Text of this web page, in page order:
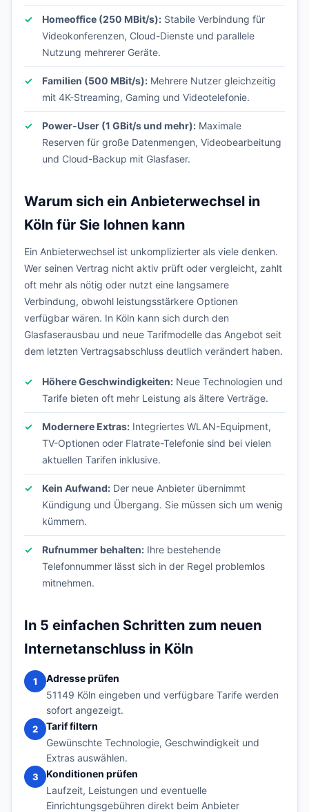
Homeoffice (250 MBit/s): Stabile Verbindung für
Videokonferenzen, Cloud-Dienste und parallele
Nutzung mehrerer Geräte.
Familien (500 MBit/s): Mehrere Nutzer gleichzeitig
mit 4K-Streaming, Gaming und Videotelefonie.
Power-User (1 GBit/s und mehr): Maximale
Reserven für große Datenmengen, Videobearbeitung
und Cloud-Backup mit Glasfaser.
Warum sich ein Anbieterwechsel in
Köln für Sie lohnen kann
Ein Anbieterwechsel ist unkomplizierter als viele denken.
Wer seinen Vertrag nicht aktiv prüft oder vergleicht, zahlt
oft mehr als nötig oder nutzt eine langsamere
Verbindung, obwohl leistungsstärkere Optionen
verfügbar wären. In Köln kann sich durch den
Glasfaserausbau und neue Tarifmodelle das Angebot seit
dem letzten Vertragsabschluss deutlich verändert haben.
Höhere Geschwindigkeiten: Neue Technologien und
Tarife bieten oft mehr Leistung als ältere Verträge.
Modernere Extras: Integriertes WLAN-Equipment,
TV-Optionen oder Flatrate-Telefonie sind bei vielen
aktuellen Tarifen inklusive.
Kein Aufwand: Der neue Anbieter übernimmt
Kündigung und Übergang. Sie müssen sich um wenig
kümmern.
Rufnummer behalten: Ihre bestehende
Telefonnummer lässt sich in der Regel problemlos
mitnehmen.
In 5 einfachen Schritten zum neuen
Internetanschluss in Köln
1
Adresse prüfen
51149 Köln eingeben und verfügbare Tarife werden
sofort angezeigt.
2
Tarif filtern
Gewünschte Technologie, Geschwindigkeit und
Extras auswählen.
3
Konditionen prüfen
Laufzeit, Leistungen und eventuelle
Einrichtungsgebühren direkt beim Anbieter